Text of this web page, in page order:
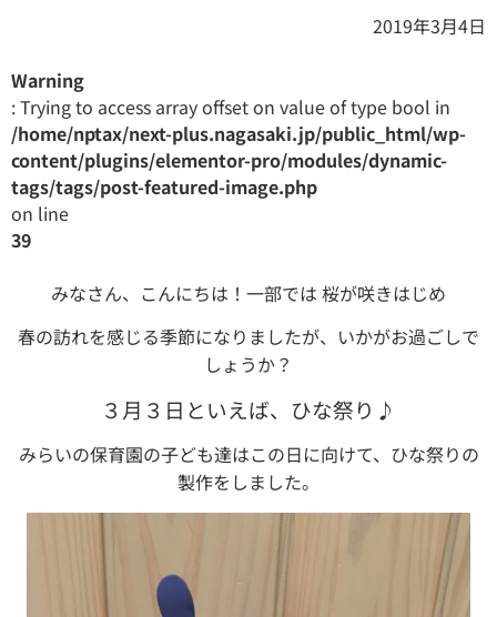
2019年3月4日
Warning
: Trying to access array offset on value of type bool in
/home/nptax/next-plus.nagasaki.jp/public_html/wp-
content/plugins/elementor-pro/modules/dynamic-
tags/tags/post-featured-image.php
on line
39
みなさん、こんにちは！一部では 桜が咲きはじめ
春の訪れを感じる季節になりましたが、いかがお過ごしで
しょうか？
３月３日といえば、ひな祭り♪
みらいの保育園の子ども達はこの日に向けて、ひな祭りの
製作をしました。